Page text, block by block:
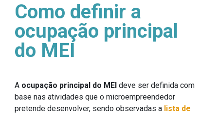
Como definir a
ocupação principal
do MEI
A ocupação principal do MEI deve ser definida com
base nas atividades que o microempreendedor
pretende desenvolver, sendo observadas a lista de